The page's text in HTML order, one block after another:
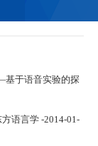
基于语音实验的探
语言学 -2014-01-